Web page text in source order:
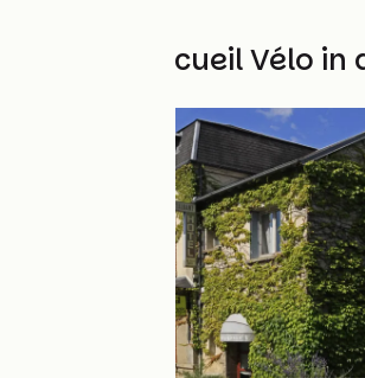
Weitere Accueil Vélo in